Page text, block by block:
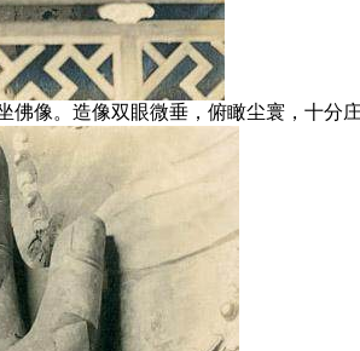
像。造像双眼微垂，俯瞰尘寰，十分庄